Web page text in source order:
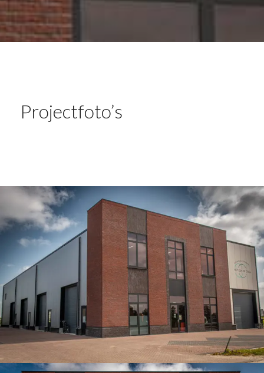
Projectfoto’s